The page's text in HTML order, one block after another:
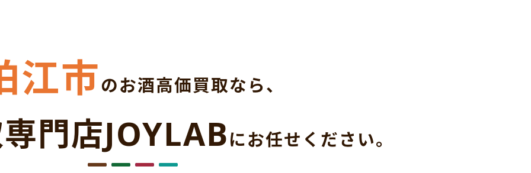
江市のお酒高価買取なら、
門店JOYLABにお任せください。